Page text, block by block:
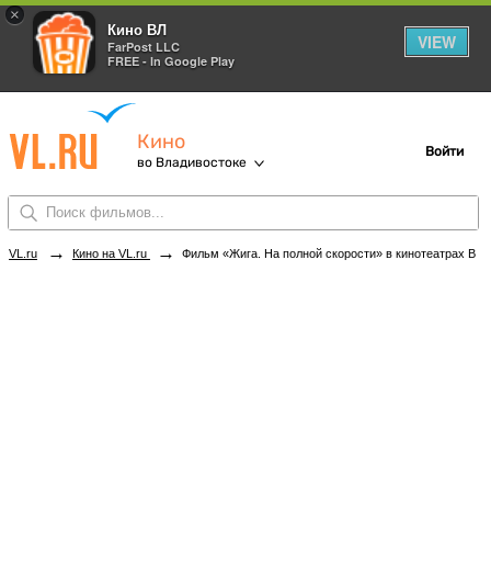
×
Кино ВЛ
FarPost LLC
FREE - In Google Play
VIEW
Кино
во Владивостоке
Войти
VL.ru → Кино на VL.ru → Фильм «Жига. На полной скорости» в кинотеатрах Владивостока. Купить билеты!